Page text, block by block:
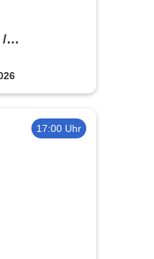
/
26/27 -
17:00 Uhr